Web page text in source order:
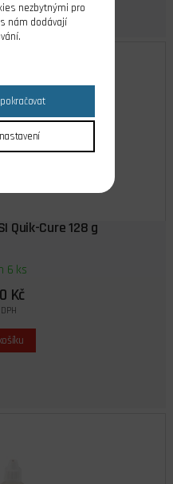
Quik-Cure 128 g
6 ks
Kč
nezbytnými pro
nám dodávají